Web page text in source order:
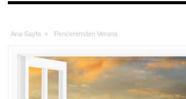
Ana Sayfa » Penceremden Verona